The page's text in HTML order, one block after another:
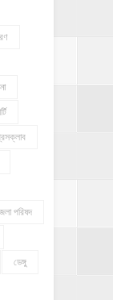
পরিষদ
ডেঙ্গু